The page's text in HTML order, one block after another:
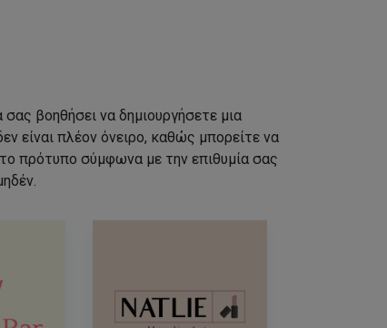
βοηθήσει να δημιουργήσετε μια
είναι πλέον όνειρο, καθώς μπορείτε να
πρότυπο σύμφωνα με την επιθυμία σας